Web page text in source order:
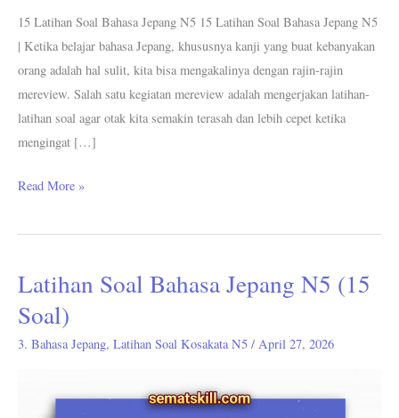
15 Latihan Soal Bahasa Jepang N5 15 Latihan Soal Bahasa Jepang N5
| Ketika belajar bahasa Jepang, khususnya kanji yang buat kebanyakan
orang adalah hal sulit, kita bisa mengakalinya dengan rajin-rajin
mereview. Salah satu kegiatan mereview adalah mengerjakan latihan-
latihan soal agar otak kita semakin terasah dan lebih cepet ketika
mengingat […]
Read More »
Latihan Soal Bahasa Jepang N5 (15
Soal)
3. Bahasa Jepang, Latihan Soal Kosakata N5 / April 27, 2026
Latihan
Bahasa
Jepang